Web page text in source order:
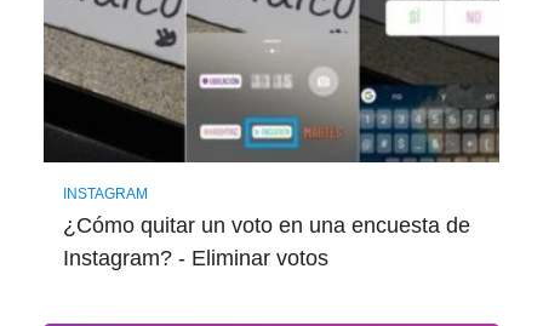
INSTAGRAM
¿Cómo quitar un voto en una encuesta de
Instagram? - Eliminar votos